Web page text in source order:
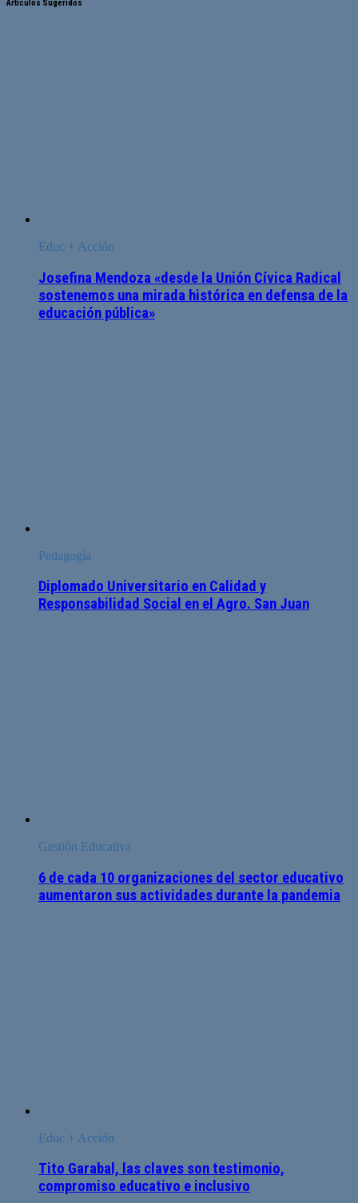
Artículos Sugeridos
Educ + Acción
Josefina Mendoza «desde la Unión Cívica Radical
sostenemos una mirada histórica en defensa de la
educación pública»
Pedagogía
Diplomado Universitario en Calidad y
Responsabilidad Social en el Agro. San Juan
Gestión Educativa
6 de cada 10 organizaciones del sector educativo
aumentaron sus actividades durante la pandemia
Educ + Acción
Tito Garabal, las claves son testimonio,
compromiso educativo e inclusivo